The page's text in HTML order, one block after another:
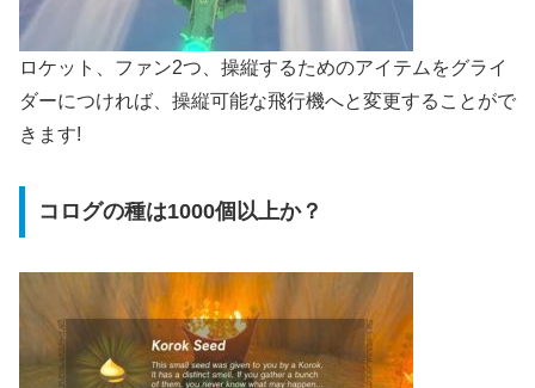
ロケット、ファン2つ、操縦するためのアイテムをグライ
ダーにつければ、操縦可能な飛行機へと変更することがで
きます!
コログの種は1000個以上か？